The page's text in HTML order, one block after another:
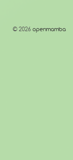
© 2026 openmamba